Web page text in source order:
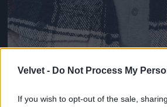
Velvet - Do Not Process My
If you wish to opt-out of the sale,